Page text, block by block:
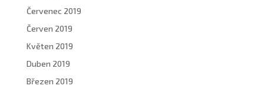
Červenec 2019
Červen 2019
Květen 2019
Duben 2019
Březen 2019